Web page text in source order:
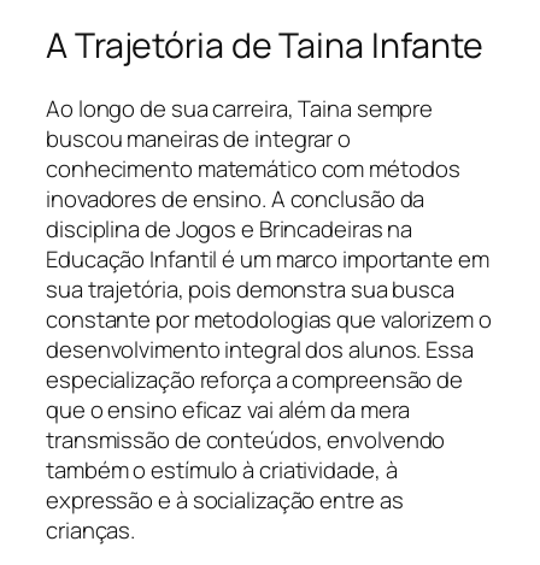
A Trajetória de Taina Infante
Ao longo de sua carreira, Taina sempre
buscou maneiras de integrar o
conhecimento matemático com métodos
inovadores de ensino. A conclusão da
disciplina de Jogos e Brincadeiras na
Educação Infantil é um marco importante em
sua trajetória, pois demonstra sua busca
constante por metodologias que valorizem o
desenvolvimento integral dos alunos. Essa
especialização reforça a compreensão de
que o ensino eficaz vai além da mera
transmissão de conteúdos, envolvendo
também o estímulo à criatividade, à
expressão e à socialização entre as
crianças.